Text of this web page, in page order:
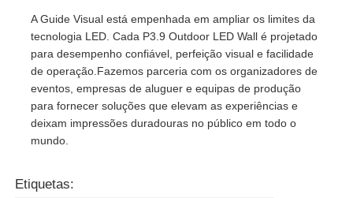
A Guide Visual está empenhada em ampliar os limites da
tecnologia LED. Cada P3.9 Outdoor LED Wall é projetado
para desempenho confiável, perfeição visual e facilidade
de operação.Fazemos parceria com os organizadores de
eventos, empresas de aluguer e equipas de produção
para fornecer soluções que elevam as experiências e
deixam impressões duradouras no público em todo o
mundo.
Etiquetas: